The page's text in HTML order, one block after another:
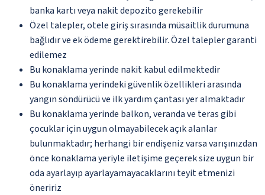
banka kartı veya nakit depozito gerekebilir
Özel talepler, otele giriş sırasında müsaitlik durumuna
bağlıdır ve ek ödeme gerektirebilir. Özel talepler garanti
edilemez
Bu konaklama yerinde nakit kabul edilmektedir
Bu konaklama yerindeki güvenlik özellikleri arasında
yangın söndürücü ve ilk yardım çantası yer almaktadır
Bu konaklama yerinde balkon, veranda ve teras gibi
çocuklar için uygun olmayabilecek açık alanlar
bulunmaktadır; herhangi bir endişeniz varsa varışınızdan
önce konaklama yeriyle iletişime geçerek size uygun bir
oda ayarlayıp ayarlayamayacaklarını teyit etmenizi
öneririz